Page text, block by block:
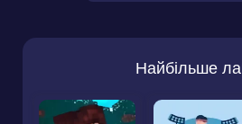
Найбільше